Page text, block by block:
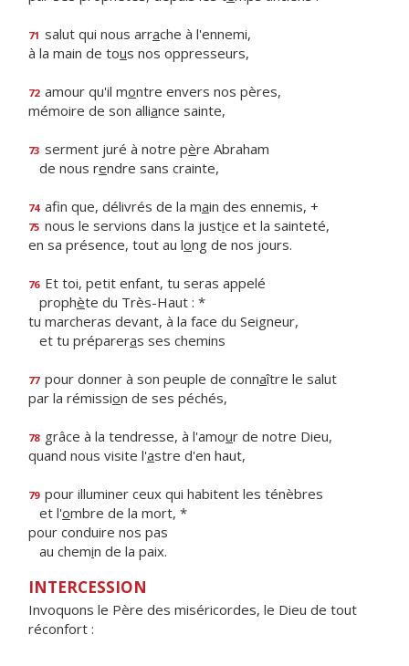
71 salut qui nous arrache à l'ennemi,
à la main de tous nos oppresseurs,
72 amour qu'il montre envers nos pères,
mémoire de son alliance sainte,
73 serment juré à notre père Abraham
de nous rendre sans crainte,
74 afin que, délivrés de la main des ennemis, +
75 nous le servions dans la justice et la sainteté,
en sa présence, tout au long de nos jours.
76 Et toi, petit enfant, tu seras appelé
prophète du Très-Haut : *
tu marcheras devant, à la face du Seigneur,
et tu prépareras ses chemins
77 pour donner à son peuple de connaître le salut
par la rémission de ses péchés,
78 grâce à la tendresse, à l'amour de notre Dieu,
quand nous visite l'astre d'en haut,
79 pour illuminer ceux qui habitent les ténèbres
et l'ombre de la mort, *
pour conduire nos pas
au chemin de la paix.
INTERCESSION
Invoquons le Père des miséricordes, le Dieu de tout
réconfort :